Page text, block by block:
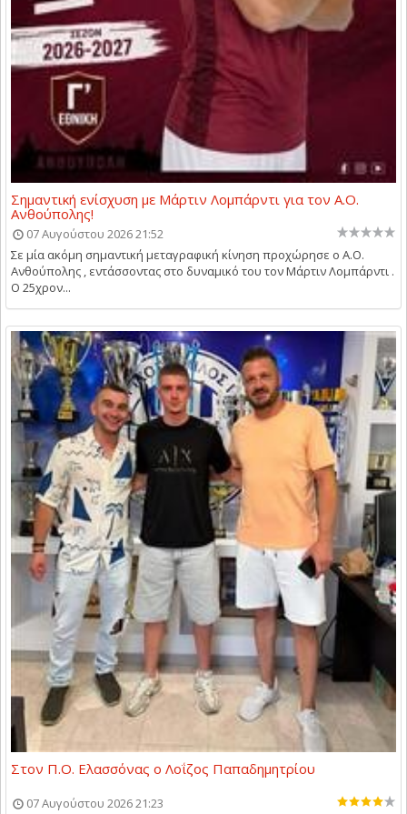
Σημαντική ενίσχυση με Μάρτιν Λομπάρντι για τον Α.Ο.
Ανθούπολης!
07 Αυγούστου 2026 21:52
Σε μία ακόμη σημαντική μεταγραφική κίνηση προχώρησε ο Α.Ο.
Ανθούπολης , εντάσσοντας στο δυναμικό του τον Μάρτιν Λομπάρντι .
Ο 25χρον...
Στον Π.Ο. Ελασσόνας ο Λοΐζος Παπαδημητρίου
07 Αυγούστου 2026 21:23